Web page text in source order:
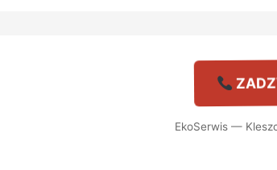
EkoSerwis —